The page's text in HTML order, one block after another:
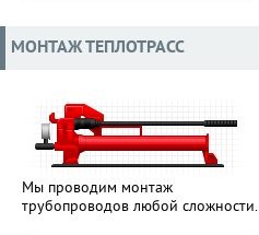
МОНТАЖ ТЕПЛОТРАСС
Мы проводим монтаж
трубопроводов любой сложности.